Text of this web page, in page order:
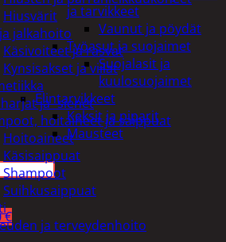
ja tarvikkeet
Vaunut ja pöydät
Työasut ja suojaimet
Suojalasit ja
kuulosuojaimet
Elintarvikkeet
Keksit ja piparit
Mausteet
€
Hiusvärit
jalkahoito
Käsivoiteet ja rasvat
Kynsisakset ja viilat
ja -sienet
hoitaineet ja saippuat
Hoitoaineet
Käsisaippuat
Shampoot
Suihkusaippuat
ja terveydenhoito